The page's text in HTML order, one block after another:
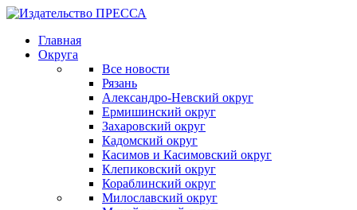
Главная
Округа
Все новости
Рязань
Александро-Невский округ
Ермишинский округ
Захаровский округ
Кадомский округ
Касимов и Касимовский округ
Клепиковский округ
Кораблинский округ
Милославский округ